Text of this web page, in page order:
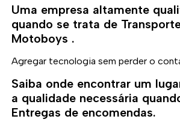
Uma empresa altamente
quando se trata de
Motoboys .
Agregar tecnologia sem perder o
Saiba onde encontrar um
a qualidade necessária
Entregas de encomendas.